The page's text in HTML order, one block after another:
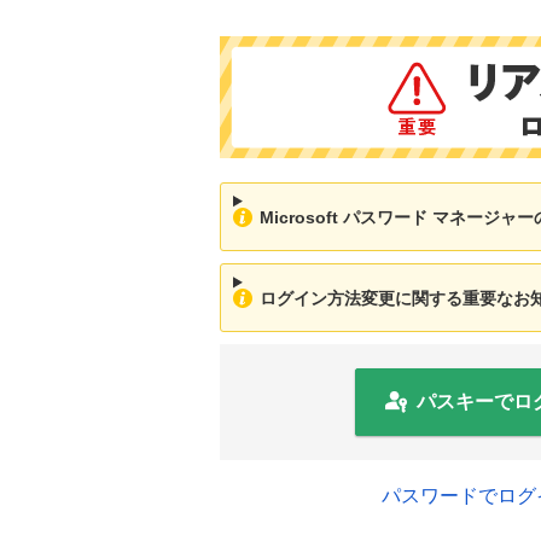
Microsoft パスワード マネージャー
ログイン方法変更に関する重要なお
パスキーでロ
パスワードでログ